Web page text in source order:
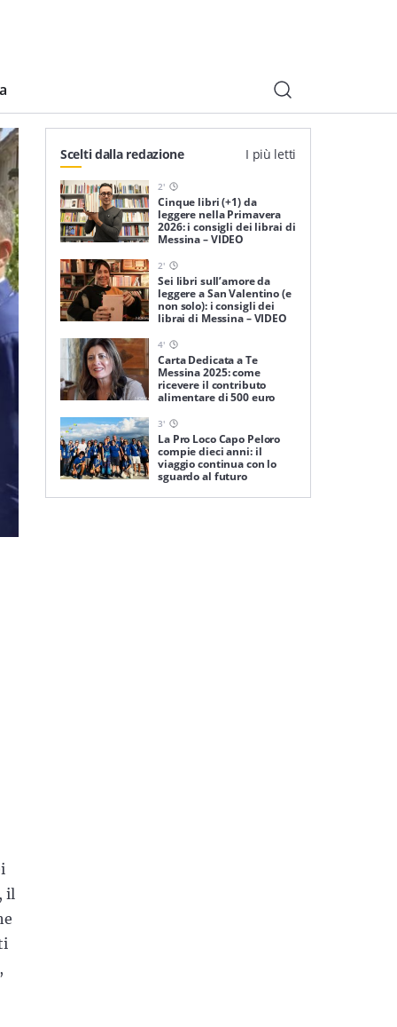
il
Scelti dalla redazione I più letti
2'
Cinque libri (+1) da
leggere nella Primavera
2026: i consigli dei librai di
Messina – VIDEO
2'
Sei libri sull’amore da
leggere a San Valentino (e
non solo): i consigli dei
librai di Messina – VIDEO
4'
Carta Dedicata a Te
Messina 2025: come
ricevere il contributo
alimentare di 500 euro
3'
La Pro Loco Capo Peloro
compie dieci anni: il
viaggio continua con lo
sguardo al futuro